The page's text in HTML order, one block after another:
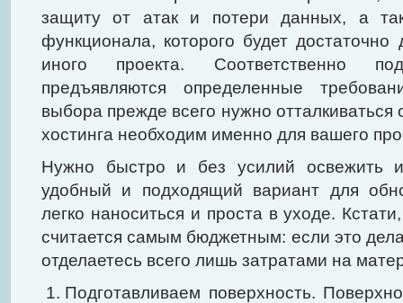
защиту от атак и потери данных, а
функционала, которого будет
иного проекта. Соответственно
предъявляются определенные
выбора прежде всего нужно отталкиваться
хостинга необходим именно для вашего
Нужно быстро и без усилий освежить
удобный и подходящий вариант для
легко наноситься и проста в уходе.
считается самым бюджетным: если это
отделаетесь всего лишь затратами на
Подготавливаем поверхность.